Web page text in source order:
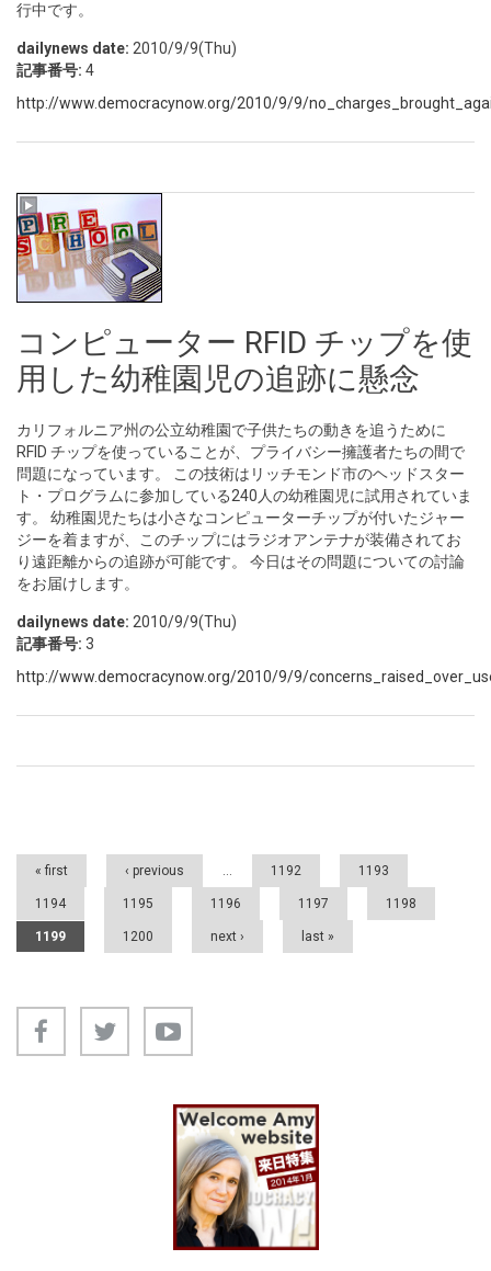
行中です。
dailynews date: 2010/9/9(Thu)
記事番号: 4
http://www.democracynow.org/2010/9/9/
コンピューター RFID チップを使
用した幼稚園児の追跡に懸念
カリフォルニア州の公立幼稚園で子供たちの動きを追うために
RFID チップを使っていることが、プライバシー擁護者たちの間で
問題になっています。 この技術はリッチモンド市のヘッドスター
ト・プログラムに参加している240人の幼稚園児に試用されていま
す。 幼稚園児たちは小さなコンピューターチップが付いたジャー
ジーを着ますが、このチップにはラジオアンテナが装備されてお
り遠距離からの追跡が可能です。 今日はその問題についての討論
をお届けします。
dailynews date: 2010/9/9(Thu)
記事番号: 3
http://www.democracynow.org/2010/9/9/
« first ‹ previous … 1192 1193
1194 1195 1196 1197 1198
1199 1200 next › last »